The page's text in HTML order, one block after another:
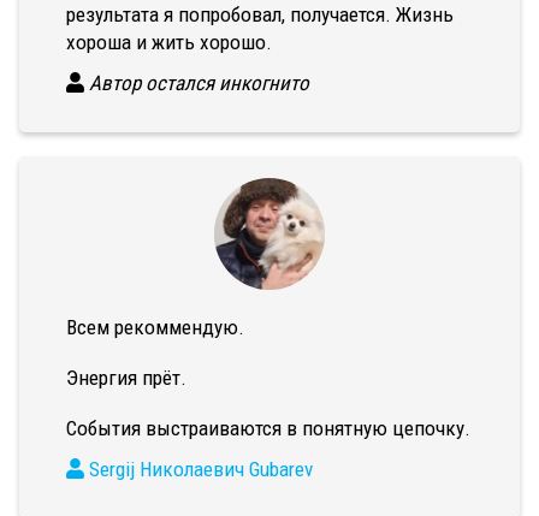
результата я попробовал, получается. Жизнь
хороша и жить хорошо.
Автор остался инкогнито
Всем рекоммендую.
Энергия прёт.
События выстраиваются в понятную цепочку.
Sergij Николаевич Gubarev